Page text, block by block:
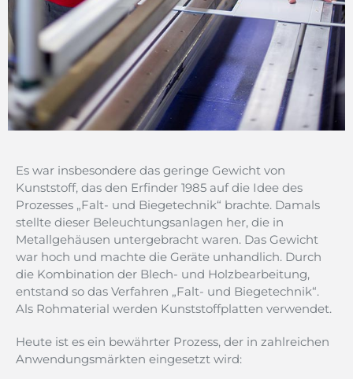
Es war insbesondere das geringe Gewicht von
Kunststoff, das den Erfinder 1985 auf die Idee des
Prozesses „Falt- und Biegetechnik“ brachte. Damals
stellte dieser Beleuchtungsanlagen her, die in
Metallgehäusen untergebracht waren. Das Gewicht
war hoch und machte die Geräte unhandlich. Durch
die Kombination der Blech- und Holzbearbeitung,
entstand so das Verfahren „Falt- und Biegetechnik“.
Als Rohmaterial werden Kunststoffplatten verwendet.
Heute ist es ein bewährter Prozess, der in zahlreichen
Anwendungsmärkten eingesetzt wird: